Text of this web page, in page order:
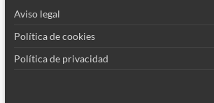
Aviso legal
Política de cookies
Política de privacidad